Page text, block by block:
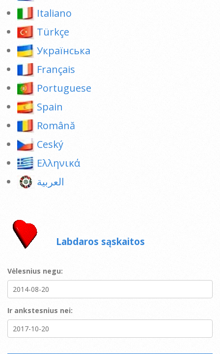
Italiano
Türkçe
Українська
Français
Portuguese
Spain
Română
Ceský
Ελληνικά
العربية
Labdaros sąskaitos
Vėlesnius negu:
Ir ankstesnius nei: